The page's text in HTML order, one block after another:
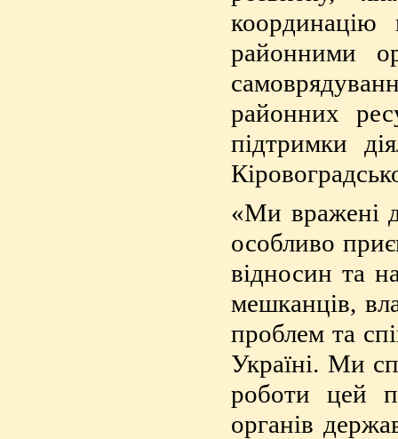
районними
районних
підтримки
«Ми вражені
особливо
відносин та
мешканців,
проблем та
Україні. Ми
роботи цей
органів